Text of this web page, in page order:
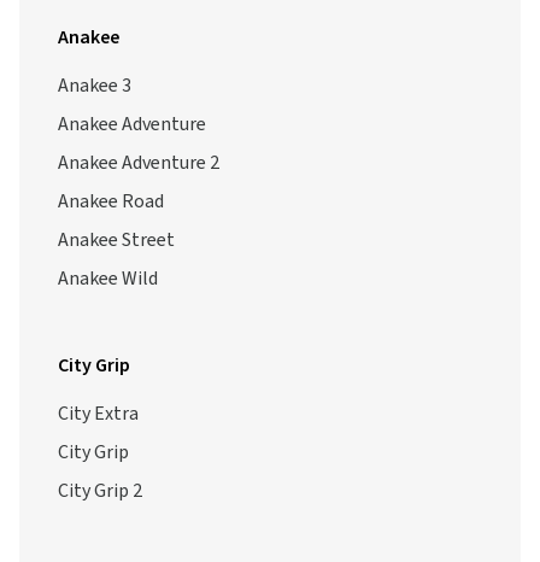
Anakee
Anakee 3
Anakee Adventure
Anakee Adventure 2
Anakee Road
Anakee Street
Anakee Wild
City Grip
City Extra
City Grip
City Grip 2